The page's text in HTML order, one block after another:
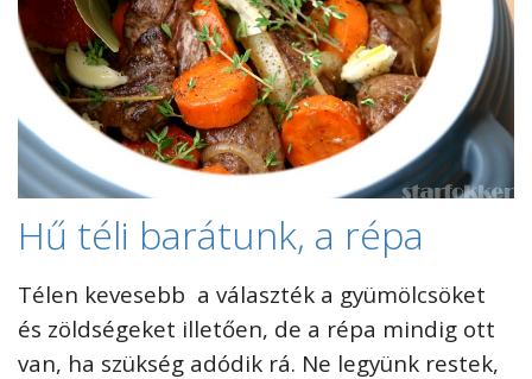
Hű téli barátunk, a répa
Télen kevesebb a választék a gyümölcsöket
és zöldségeket illetően, de a répa mindig ott
van, ha szükség adódik rá. Ne legyünk restek,